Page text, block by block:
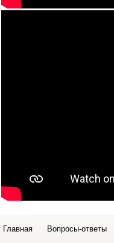
Главная Вопросы-ответы